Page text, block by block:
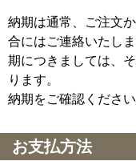
納期は通常、ご注文
合にはご連絡いたし
期につきましては、
ります。
納期をご確認ください
お支払方法